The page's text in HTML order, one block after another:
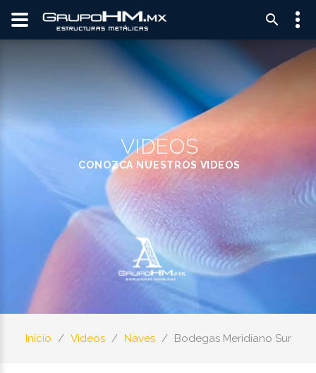
VIDEOS
CONOZCA NUESTROS VIDEOS
Inicio Videos Naves Bodegas Meridiano Sur